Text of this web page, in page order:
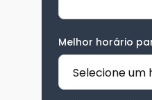
Melhor horário